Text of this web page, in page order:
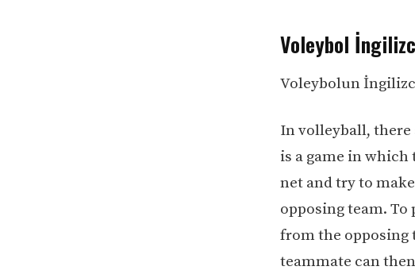
Voleybol
Voleybolun
In volleyball, there
is a game in which
net and try to
opposing team.
from the opposing
teammate can